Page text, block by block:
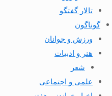
تالار گفتگو
گوناگون
ورزش و جوانان
هنر و ادبیات
شعر
علمی و اجتماعی